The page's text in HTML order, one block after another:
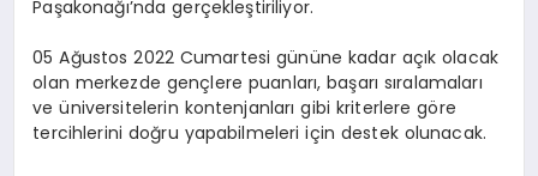
Paşakonağı’nda gerçekleştiriliyor.
05 Ağustos 2022 Cumartesi gününe kadar açık olacak
olan merkezde gençlere puanları, başarı sıralamaları
ve üniversitelerin kontenjanları gibi kriterlere göre
tercihlerini doğru yapabilmeleri için destek olunacak.